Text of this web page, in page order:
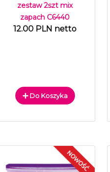
zestaw 2szt mix
zapach C6440
12.00 PLN netto
Do Koszyka